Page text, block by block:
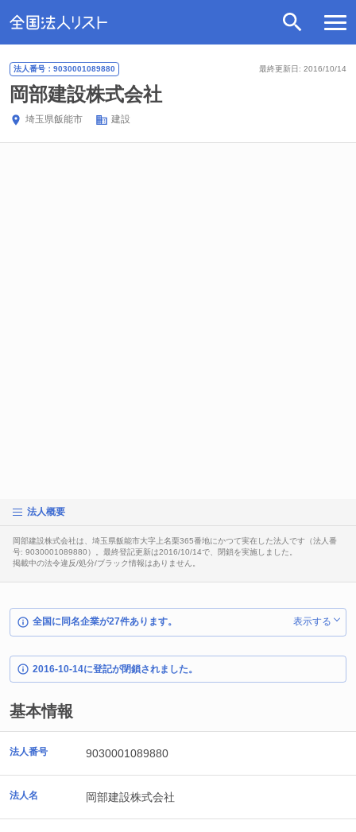
最終更新日: 2016/10/14
法人番号：9030001089880
岡部建設株式会社
埼玉県飯能市 建設
法人概要
岡部建設株式会社は、埼玉県飯能市大字上名栗365番地にかつて実在した法人です（法人番
号: 9030001089880）。最終登記更新は2016/10/14で、閉鎖を実施しました。
掲載中の法令違反/処分/ブラック情報はありません。
全国に同名企業が27件あります。 表示する
2016-10-14に登記が閉鎖されました。
基本情報
法人番号 9030001089880
法人名 岡部建設株式会社